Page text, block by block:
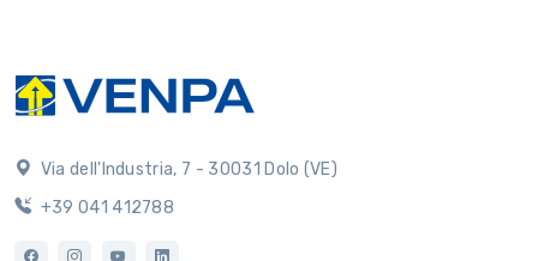
Via dell'Industria, 7 - 30031 Dolo (VE)
+39 041 412788